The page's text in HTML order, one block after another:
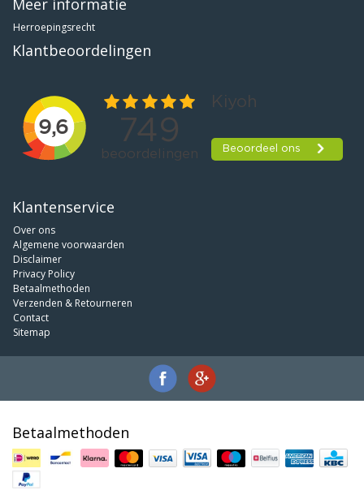
Meer informatie
Herroepingsrecht
Klantbeoordelingen
Klantenservice
Over ons
Algemene voorwaarden
Disclaimer
Privacy Policy
Betaalmethoden
Verzenden & Retourneren
Contact
Sitemap
Betaalmethoden